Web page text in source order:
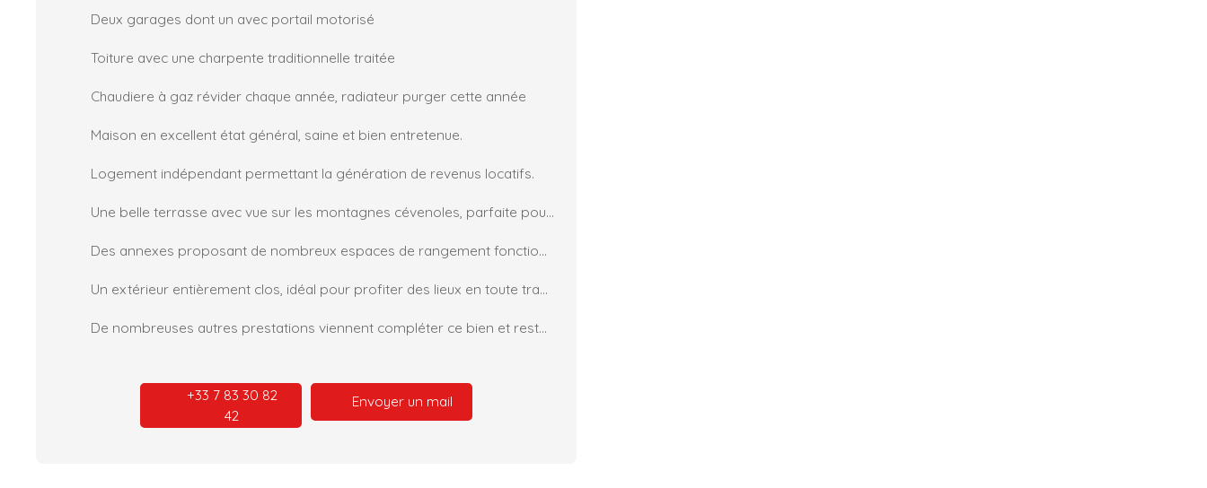
Deux garages dont un avec portail motorisé
Toiture avec une charpente traditionnelle traitée
Chaudiere à gaz révider chaque année, radiateur purger cette année
Maison en excellent état général, saine et bien entretenue.
Logement indépendant permettant la génération de revenus locatifs.
Une belle terrasse avec vue sur les montagnes cévenoles, parfaite pour partager des moments conviviaux en toute tranquillité, sans aucun vis-à-vis.
Des annexes proposant de nombreux espaces de rangement fonctionnels.
Un extérieur entièrement clos, idéal pour profiter des lieux en toute tranquillité.
De nombreuses autres prestations viennent compléter ce bien et restent à découvrir.
+33 7 83 30 82
42
Envoyer un mail